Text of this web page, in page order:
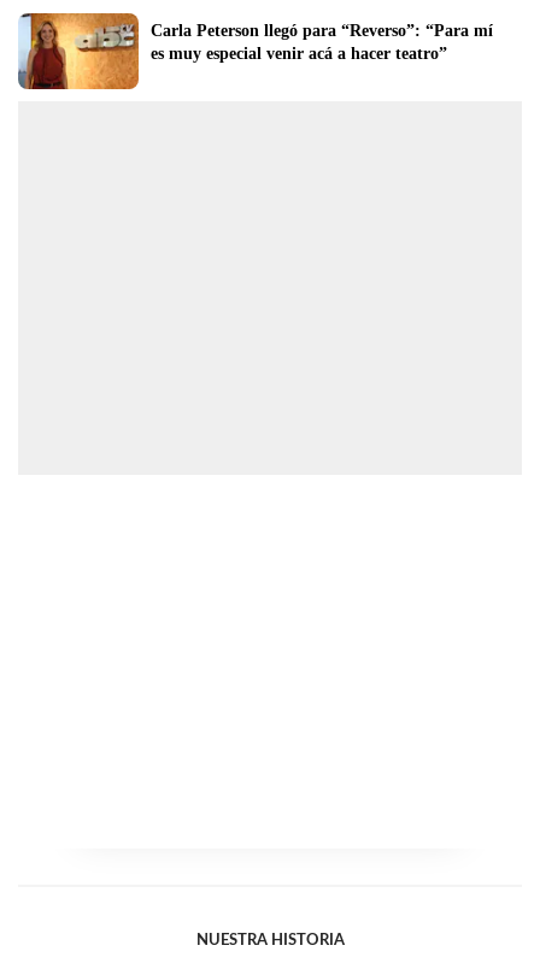
Carla Peterson llegó para “Reverso”: “Para mí
es muy especial venir acá a hacer teatro”
NUESTRA HISTORIA